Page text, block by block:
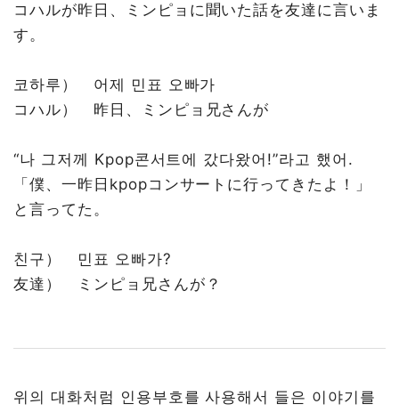
コハルが昨日、ミンピョに聞いた話を友達に言いま
す。
코하루） 어제 민표 오빠가
コハル） 昨日、ミンピョ兄さんが
“나 그저께 Kpop콘서트에 갔다왔어!”라고 했어.
「僕、一昨日kpopコンサートに行ってきたよ！」
と言ってた。
친구） 민표 오빠가?
友達） ミンピョ兄さんが？
위의 대화처럼 인용부호를 사용해서 들은 이야기를